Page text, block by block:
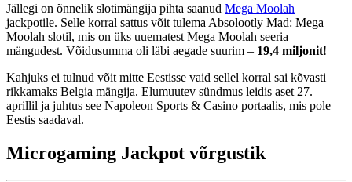
Jällegi on õnnelik slotimängija pihta saanud Mega Moolah
jackpotile. Selle korral sattus võit tulema Absolootly Mad: Mega
Moolah slotil, mis on üks uuematest Mega Moolah seeria
mängudest. Võidusumma oli läbi aegade suurim – 19,4 miljonit!
Kahjuks ei tulnud võit mitte Eestisse vaid sellel korral sai kõvasti
rikkamaks Belgia mängija. Elumuutev sündmus leidis aset 27.
aprillil ja juhtus see Napoleon Sports & Casino portaalis, mis pole
Eestis saadaval.
Microgaming Jackpot võrgustik